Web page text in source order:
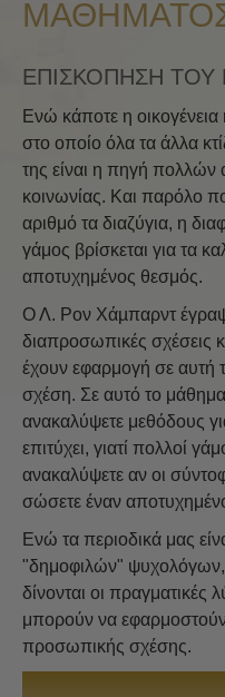
ΕΠΙΣΚΟΠΗΣΗ
Ενώ κάποτε η
στο οποίο όλα τα άλλα
της είναι η πηγή
κοινωνίας. Και παρόλο
αριθμό τα διαζύγια, η
γάμος βρίσκεται για τα
αποτυχημένος θεσμός.
Ο Λ. Ρον Χάµπαρντ
διαπροσωπικές σχέσεις
έχουν εφαρμογή σε αυτή
σχέση. Σε αυτό το μάθημα
ανακαλύψετε μεθόδους
επιτύχει, γιατί πολλοί
ανακαλύψετε αν οι
σώσετε έναν
Ενώ τα περιοδικά μας
"δημοφιλών" ψυχολόγων,
δίνονται οι πραγματικές
μπορούν να
προσωπικής σχέσης.